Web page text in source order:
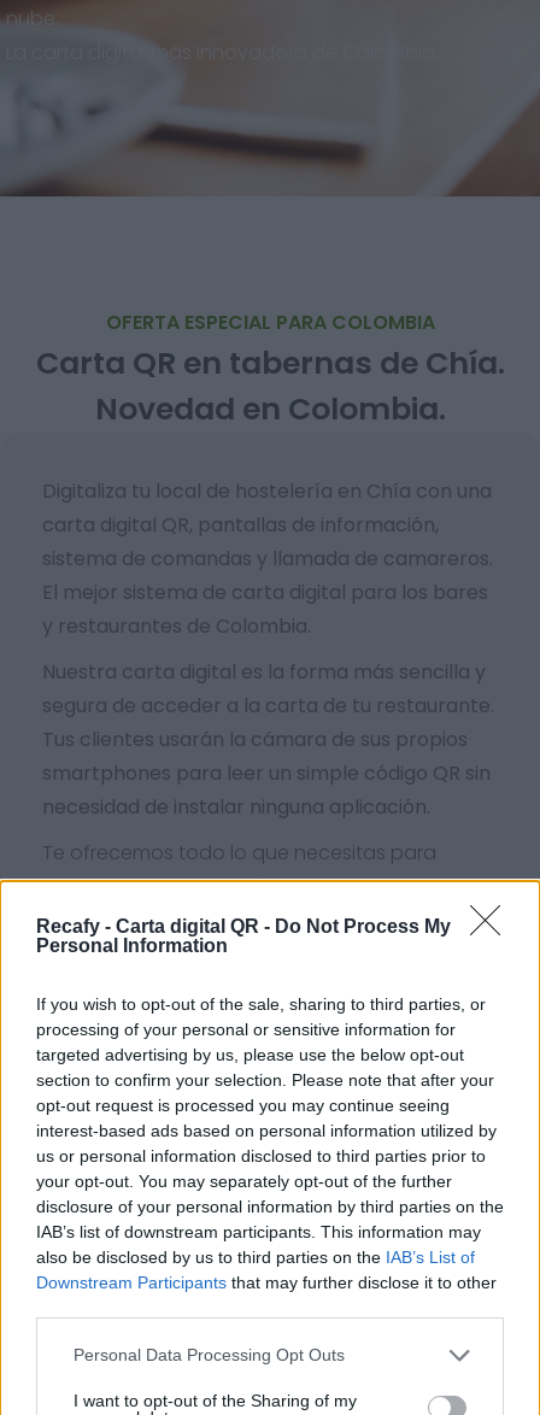
Recafy - Carta digital QR - Do Not Process My
Personal Information
If you wish to opt-out of the sale, sharing to third parties, or
processing of your personal or sensitive information for
targeted advertising by us, please use the below opt-out
section to confirm your selection. Please note that after your
opt-out request is processed you may continue seeing
interest-based ads based on personal information utilized by
us or personal information disclosed to third parties prior to
your opt-out. You may separately opt-out of the further
disclosure of your personal information by third parties on the
IAB’s list of downstream participants. This information may
also be disclosed by us to third parties on the IAB’s List of
Downstream Participants that may further disclose it to other
Please note that this website/app uses one or more Google
not limited to your visit or usage behaviour. You may click to
Personal Data Processing Opt Outs
I want to opt-out of the Sharing of my
nube.
La carta digital más innovadora de Colombia.
OFERTA ESPECIAL PARA COLOMBIA
Carta QR en tabernas de Chía.
Novedad en Colombia.
Digitaliza tu local de hostelería en Chía con una
carta digital QR, pantallas de información,
sistema de comandas y llamada de camareros.
El mejor sistema de carta digital para los bares
y restaurantes de Colombia.
Nuestra carta digital es la forma más sencilla y
segura de acceder a la carta de tu restaurante.
Tus clientes usarán la cámara de sus propios
smartphones para leer un simple código QR sin
necesidad de instalar ninguna aplicación.
Te ofrecemos todo lo que necesitas para
mejorar la comunicación con tus clientes. Con la
carta digital QR tus comensales descubrirán tu
oferta gastronómica de la mejor manera.
Por eso hemos diseñado un sistema capaz de
ayudar a tu negocio a adaptarse a las
circunstancias actuales que nuestro país está
viviendo. Contamos con una carta de servicios
que pueden ayudarte a aminorar las cargas de
trabajo en tu negocio o empresa para que
puedas ofrecer a tus clientes la seguridad y el
apoyo que merecen. Llega la transformación
digital para quedarse. Menú digital QR para el
Desde el panel de gestión podrás dar de alta los